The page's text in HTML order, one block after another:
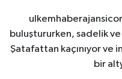
buluştururken, sadelik
Şatafattan kaçınıyor ve
bir